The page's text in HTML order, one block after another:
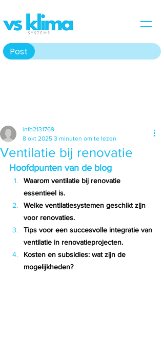
Post
Ventilatie bij renovatie
info2131769
8 okt 2025 3 minuten om te lezen
Hoofdpunten van de blog
Waarom ventilatie bij renovatie
essentieel is.
Welke ventilatiesystemen geschikt zijn
voor renovaties.
Tips voor een succesvolle integratie van
ventilatie in renovatieprojecten.
Kosten en subsidies: wat zijn de
mogelijkheden?